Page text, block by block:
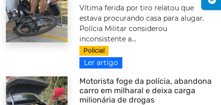
Vítima ferida por tiro relatou que
estava procurando casa para alugar.
Polícia Militar considerou
inconsistente a...
Policial
Ler artigo
Motorista foge da polícia, abandona
carro em milharal e deixa carga
milionária de drogas